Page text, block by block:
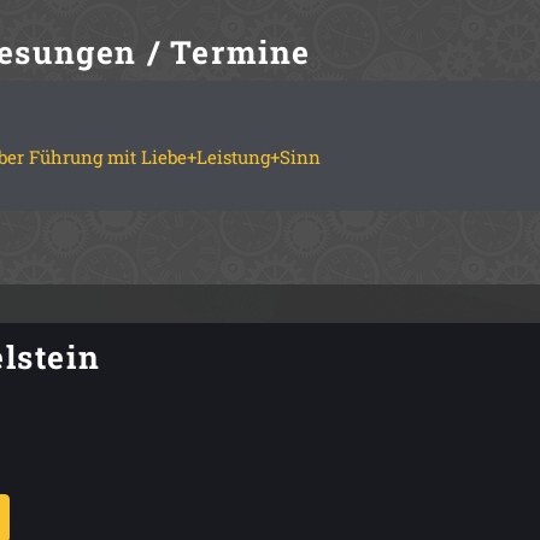
/ Termine
Führung mit Liebe+Leistung+Sinn